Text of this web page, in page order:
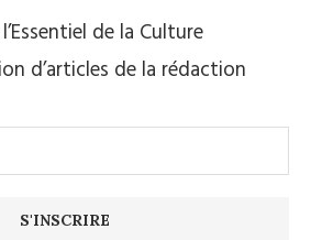
de la Culture
d’articles de la rédaction